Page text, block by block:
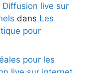
live sur
dans Les
pour
pour les